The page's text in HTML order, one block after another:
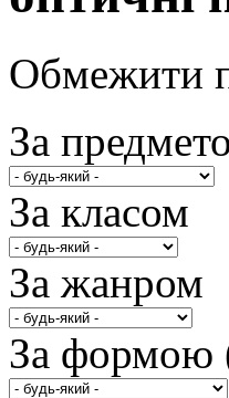
Обмежити
За
За класом
За жанром
За формою